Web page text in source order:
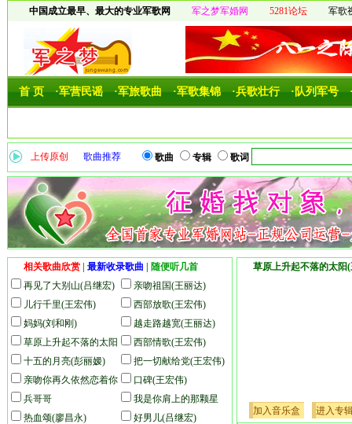
中国成立最早、最大的专业军歌网 军之梦军婚网 5281论坛 军歌
首 页 ·军营民谣 ·军旅歌曲 ·军歌集锦 ·兵歌壮行 ·队列军号
上传原创 歌曲推荐 歌曲 专辑 歌词
相关歌曲欣赏 最新收录歌曲
随便听几首
再见了大别山(吕继宏)
亲吻祖国(王丽达)
儿行千里(王宏伟)
西部放歌(王宏伟)
妈妈(刘和刚)
越走路越宽(王丽达)
草原上升起不落的太阳
(王宏伟)
西部情歌(王宏伟)
十五的月亮(彭丽嫒)
把一切献给党(王宏伟)
亲吻你再久依然恋着你
(于文华)
口碑(王宏伟)
兵哥哥
我是你肩上的那颗星
(于文华)
热血颂(廖昌永)
好男儿(吕继宏)
草原上升起不落的
加入音乐盒 进入专